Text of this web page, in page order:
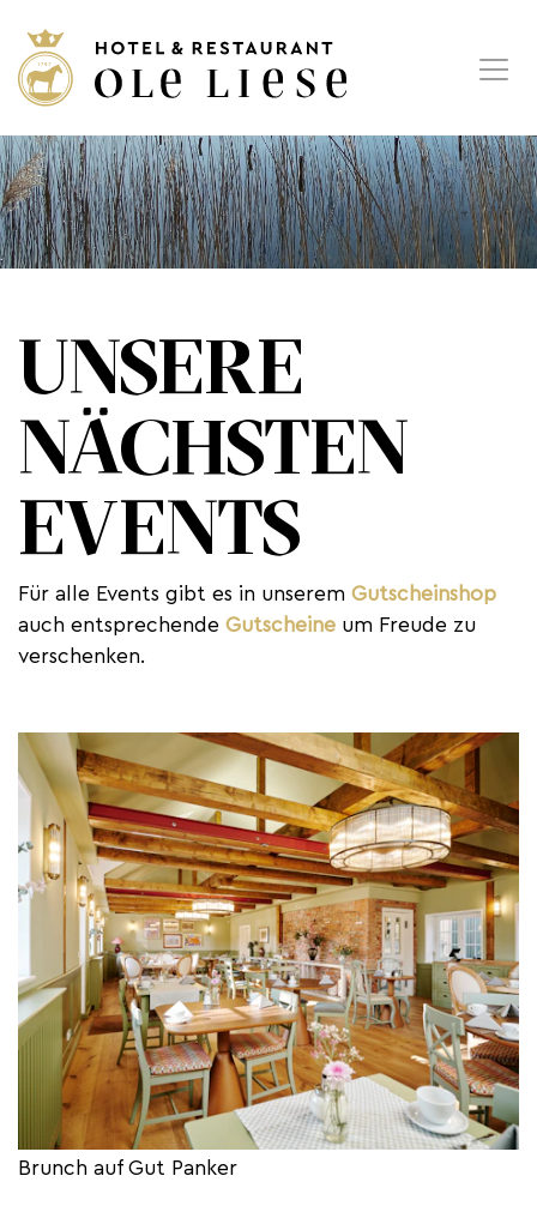
UNSERE
NÄCHSTEN
EVENTS
Für alle Events gibt es in unserem Gutscheinshop
auch entsprechende Gutscheine um Freude zu
verschenken.
Brunch auf Gut Panker